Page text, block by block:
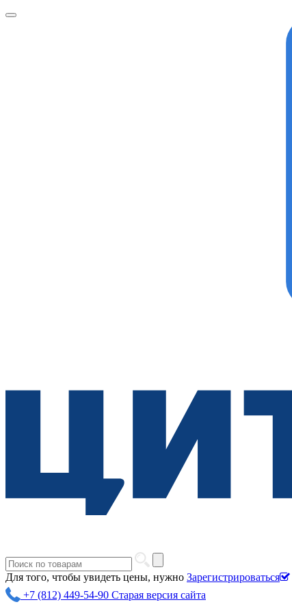
Для того, чтобы увидеть цены, нужно Зарегистрироваться
+7 (812) 449-54-90 Старая версия сайта